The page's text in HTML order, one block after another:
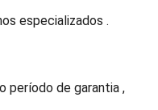
especializados .
período de garantia ,